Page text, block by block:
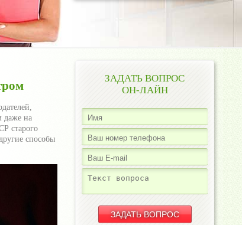
даже на
старого
способы
ЗАДАТЬ ВОПРОС
ОН-ЛАЙН